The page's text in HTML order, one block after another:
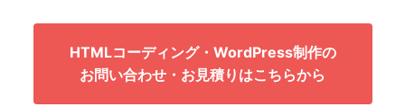
HTMLコーディング・WordPress制作の
お問い合わせ・お見積りはこちらから